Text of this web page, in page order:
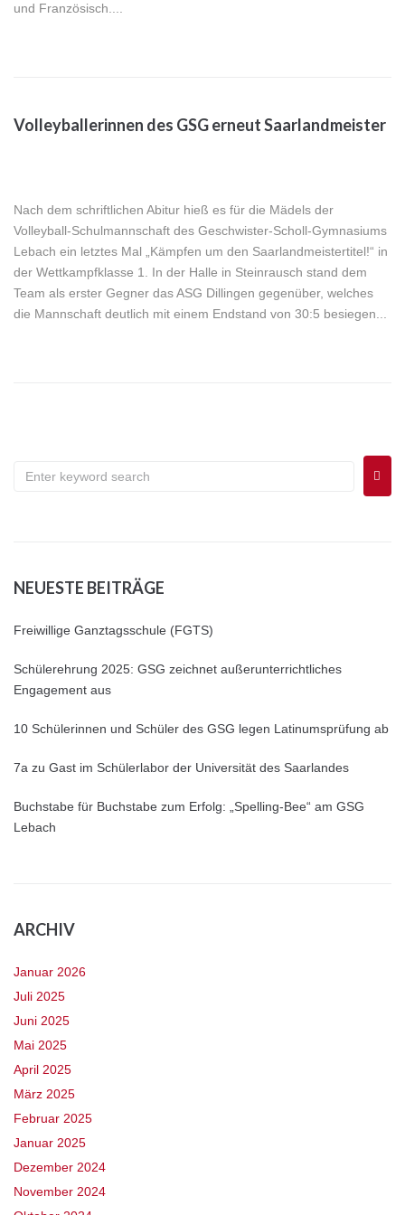
und Französisch....
Volleyballerinnen des GSG erneut Saarlandmeister
Nach dem schriftlichen Abitur hieß es für die Mädels der
Volleyball-Schulmannschaft des Geschwister-Scholl-Gymnasiums
Lebach ein letztes Mal „Kämpfen um den Saarlandmeistertitel!“ in
der Wettkampfklasse 1. In der Halle in Steinrausch stand dem
Team als erster Gegner das ASG Dillingen gegenüber, welches
die Mannschaft deutlich mit einem Endstand von 30:5 besiegen...
NEUESTE BEITRÄGE
Freiwillige Ganztagsschule (FGTS)
Schülerehrung 2025: GSG zeichnet außerunterrichtliches
Engagement aus
10 Schülerinnen und Schüler des GSG legen Latinumsprüfung ab
7a zu Gast im Schülerlabor der Universität des Saarlandes
Buchstabe für Buchstabe zum Erfolg: „Spelling-Bee“ am GSG
Lebach
ARCHIV
Januar 2026
Juli 2025
Juni 2025
Mai 2025
April 2025
März 2025
Februar 2025
Januar 2025
Dezember 2024
November 2024